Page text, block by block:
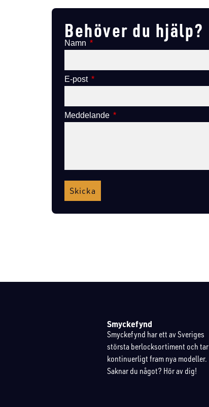
Behöver du hjälp?
Namn
E-post
Meddelande
Skicka
Smyckefynd
Smyckefynd har ett av Sveriges
största berlocksortiment och tar
kontinuerligt fram nya modeller.
Saknar du något? Hör av dig!